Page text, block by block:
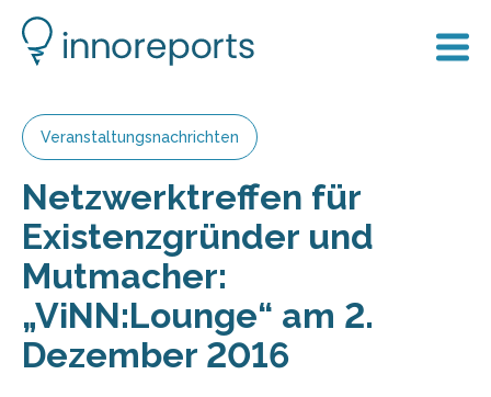
Veranstaltungsnachrichten
Netzwerktreffen für
Existenzgründer und
Mutmacher:
„ViNN:Lounge“ am 2.
Dezember 2016